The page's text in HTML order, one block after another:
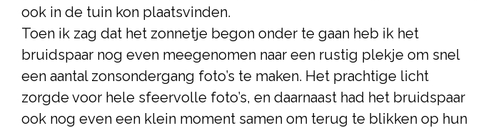
ook in de tuin kon plaatsvinden.
Toen ik zag dat het zonnetje begon onder te gaan heb ik het
bruidspaar nog even meegenomen naar een rustig plekje om snel
een aantal zonsondergang foto’s te maken. Het prachtige licht
zorgde voor hele sfeervolle foto’s, en daarnaast had het bruidspaar
ook nog even een klein moment samen om terug te blikken op hun